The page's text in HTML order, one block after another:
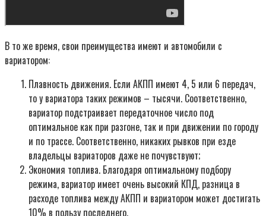
В то же время, свои преимущества имеют и автомобили с
вариатором:
Плавность движения. Если АКПП имеют 4, 5 или 6 передач,
то у вариатора таких режимов – тысячи. Соответственно,
вариатор подстраивает передаточное число под
оптимальное как при разгоне, так и при движении по городу
и по трассе. Соответственно, никаких рывков при езде
владельцы вариаторов даже не почувствуют;
Экономия топлива. Благодаря оптимальному подбору
режима, вариатор имеет очень высокий КПД, разница в
расходе топлива между АКПП и вариатором может достигать
10% в пользу последнего.